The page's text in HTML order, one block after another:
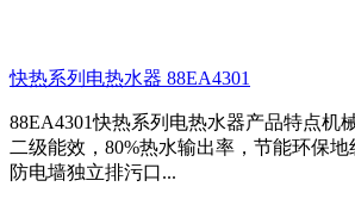
快热系列电热水器 88EA4301
88EA4301快热系列电热水器产品特点机
二级能效，80%热水输出率，节能环保
防电墙独立排污口...